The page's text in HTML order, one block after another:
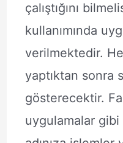
çalıştığını
kullanımında
verilmektedir.
yaptıktan sonra
gösterecektir.
uygulamalar